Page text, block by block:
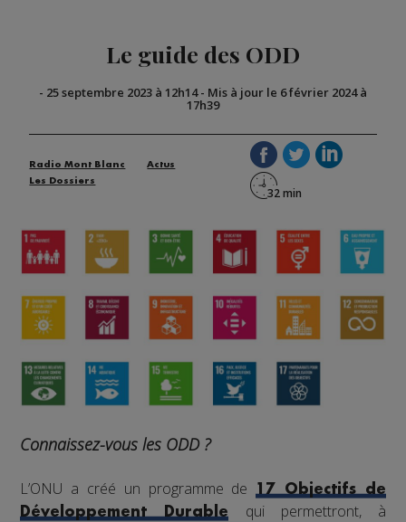
Le guide des ODD
- 25 septembre 2023 à 12h14- Mis à jour le 6 février 2024 à
17h39
Radio Mont Blanc
Actus
Les Dossiers
Connaissez-vous les ODD ?
L’ONU a créé un programme de17 Objectifs de
Développement Durable
qui permettront, à